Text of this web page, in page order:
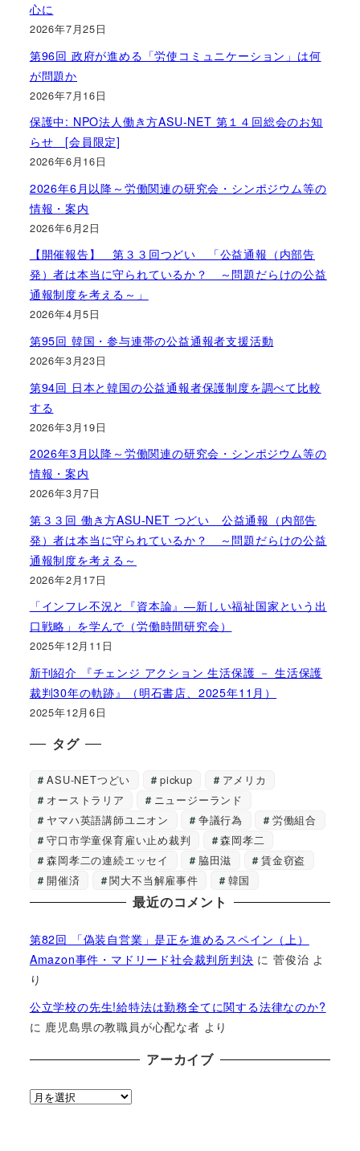
心に
2026年7月25日
第96回 政府が進める「労使コミュニケーション」は何
が問題か
2026年7月16日
保護中: NPO法人働き方ASU-NET 第１４回総会のお知
らせ [会員限定]
2026年6月16日
2026年6月以降～労働関連の研究会・シンポジウム等の
情報・案内
2026年6月2日
【開催報告】 第３３回つどい 「公益通報（内部告
発）者は本当に守られているか？ ～問題だらけの公益
通報制度を考える～」
2026年4月5日
第95回 韓国・参与連帯の公益通報者支援活動
2026年3月23日
第94回 日本と韓国の公益通報者保護制度を調べて比較
する
2026年3月19日
2026年3月以降～労働関連の研究会・シンポジウム等の
情報・案内
2026年3月7日
第３３回 働き方ASU-NET つどい 公益通報（内部告
発）者は本当に守られているか？ ～問題だらけの公益
通報制度を考える～
2026年2月17日
「インフレ不況と『資本論』―新しい福祉国家という出
口戦略」を学んで（労働時間研究会）
2025年12月11日
新刊紹介 『チェンジ アクション 生活保護 － 生活保護
裁判30年の軌跡』（明石書店、2025年11月）
2025年12月6日
タグ
ASU-NETつどい pickup
アメリカ
オーストラリア
ニュージーランド
ヤマハ英語講師ユニオン
争議行為
労働組合
守口市学童保育雇い止め裁判
森岡孝二
森岡孝二の連続エッセイ
脇田滋
賃金窃盗
開催済
関大不当解雇事件 韓国
最近のコメント
第82回 「偽装自営業」是正を進めるスペイン（上）
Amazon事件・マドリード社会裁判所判決 に菅俊治 よ
り
公立学校の先生!給特法は勤務全てに関する法律なのか?
に 鹿児島県の教職員が心配な者 より
アーカイブ
ア